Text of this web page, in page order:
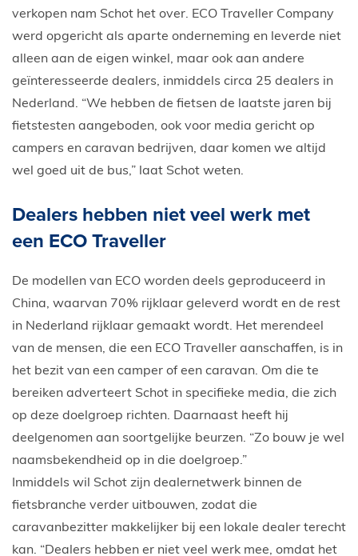
verkopen nam Schot het over. ECO Traveller Company
werd opgericht als aparte onderneming en leverde niet
alleen aan de eigen winkel, maar ook aan andere
geïnteresseerde dealers, inmiddels circa 25 dealers in
Nederland. “We hebben de fietsen de laatste jaren bij
fietstesten aangeboden, ook voor media gericht op
campers en caravan bedrijven, daar komen we altijd
wel goed uit de bus,” laat Schot weten.
Dealers hebben niet veel werk met
een ECO Traveller
De modellen van ECO worden deels geproduceerd in
China, waarvan 70% rijklaar geleverd wordt en de rest
in Nederland rijklaar gemaakt wordt. Het merendeel
van de mensen, die een ECO Traveller aanschaffen, is in
het bezit van een camper of een caravan. Om die te
bereiken adverteert Schot in specifieke media, die zich
op deze doelgroep richten. Daarnaast heeft hij
deelgenomen aan soortgelijke beurzen. “Zo bouw je wel
naamsbekendheid op in die doelgroep.”
Inmiddels wil Schot zijn dealernetwerk binnen de
fietsbranche verder uitbouwen, zodat die
caravanbezitter makkelijker bij een lokale dealer terecht
kan. “Dealers hebben er niet veel werk mee, omdat het